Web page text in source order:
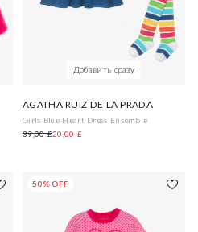
Добавить сразу
AGATHA RUIZ DE LA PRADA
Girls Blue Heart Dress Ensemble
39,00 £20,00 £
50% OFF